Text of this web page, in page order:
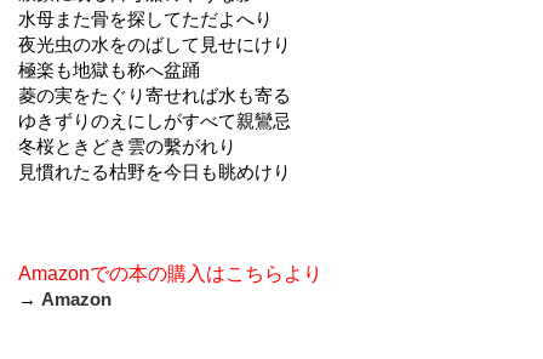
水母また骨を探してただよへり
夜光虫の水をのばして見せにけり
極楽も地獄も称へ盆踊
菱の実をたぐり寄せれば水も寄る
ゆきずりのえにしがすべて親鸞忌
冬桜ときどき雲の繫がれり
見慣れたる枯野を今日も眺めけり
Amazonでの本の購入はこちらより
→ Amazon